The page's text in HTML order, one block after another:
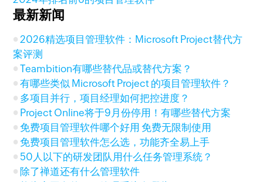
最新新闻
2026精选项目管理软件：Microsoft Project替代方
案评测
Teambition有哪些替代品或替代方案？
有哪些类似 Microsoft Project 的项目管理软件？
多项目并行，项目经理如何把控进度？
Project Online将于9月份停用！有哪些替代方案
免费项目管理软件哪个好用 免费无限制使用
免费项目管理软件怎么选，功能齐全易上手
50人以下的研发团队用什么任务管理系统？
除了禅道还有什么管理软件